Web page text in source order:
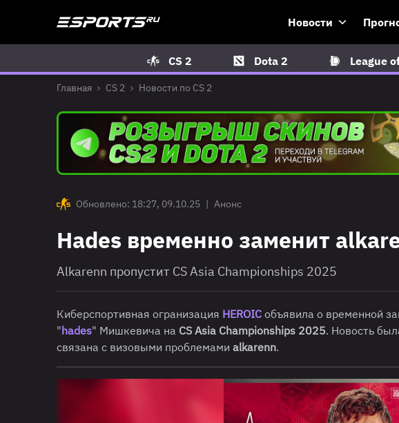
Новости
CS 2 Dota 2 League
Главная CS 2 Новости по CS 2
Обновлено: 18:27, 09.10.25 | Анонс
Hades временно заменит
Alkarenn пропустит CS Asia Championships 2025
Киберспортивная огранизация HEROIC объявила о временной
"hades" Мишкевича на CS Asia Championships 2025. Новость
связана с визовыми проблемами alkarenn.